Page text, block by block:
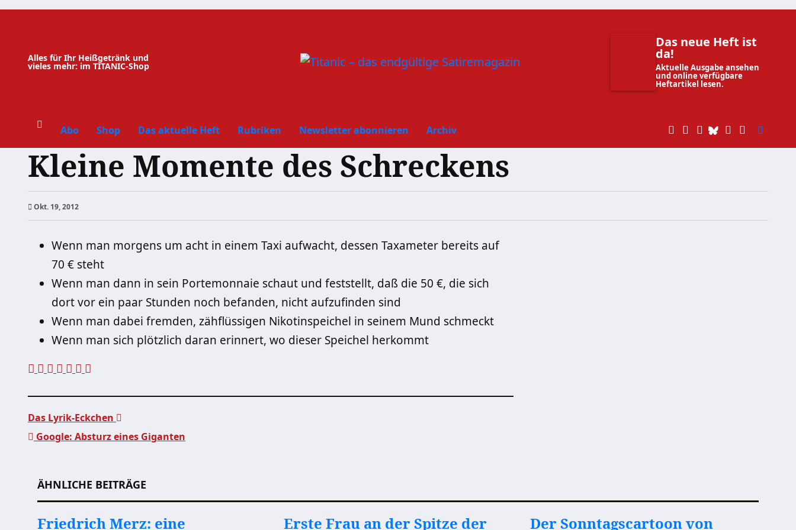
Zum
Alles für Ihr Heißgetränk und
vieles mehr: im TITANIC-Shop
Das neue Heft ist
da!
Aktuelle Ausgabe ansehen
und online verfügbare
Heftartikel lesen.
Abo Shop Das aktuelle Heft Rubriken Newsletter abonnieren Archiv
Kleine Momente des Schreckens
Okt. 19, 2012
Wenn man morgens um acht in einem Taxi aufwacht, dessen Taxameter bereits auf
70 € steht
Wenn man dann in sein Portemonnaie schaut und feststellt, daß die 50 €, die sich
dort vor ein paar Stunden noch befanden, nicht aufzufinden sind
Wenn man dabei fremden, zähflüssigen Nikotinspeichel in seinem Mund schmeckt
Wenn man sich plötzlich daran erinnert, wo dieser Speichel herkommt
Das Lyrik-Eckchen
Google: Absturz eines Giganten
ÄHNLICHE BEITRÄGE
Friedrich Merz: eine Erste Frau an der Spitze der Der Sonntagscartoon von